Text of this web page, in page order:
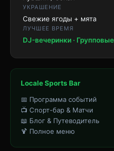
УКРАШЕНИЕ
Свежие ягоды + мята
ЛУЧШЕЕ ВРЕМЯ
DJ-вечеринки ·
Locale Sports Bar
📅 Программа событий
📺 Спорт-бар & Матчи
📖 Блог & Путеводитель
🍹 Полное меню